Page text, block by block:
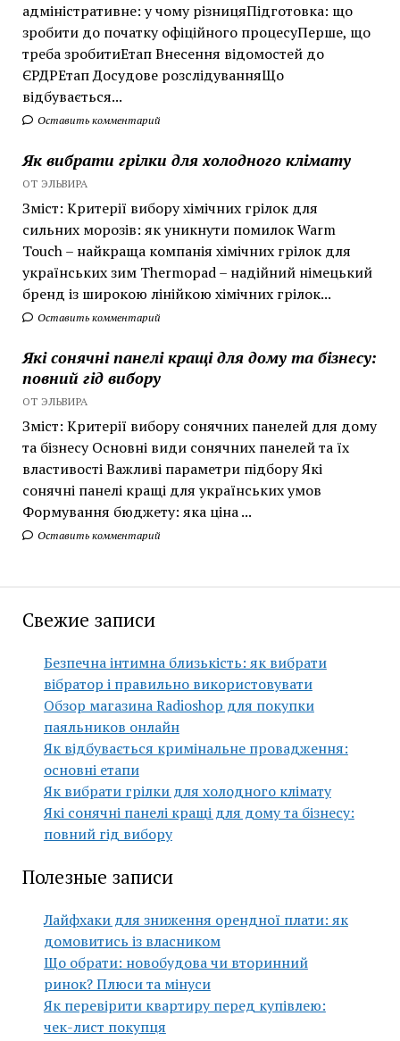
адміністративне: у чому різницяПідготовка: що
зробити до початку офіційного процесуПерше, що
треба зробитиЕтап Внесення відомостей до
ЄРДРЕтап Досудове розслідуванняЩо
відбувається...
Оставить комментарий
Як вибрати грілки для холодного клімату
ОТ ЭЛЬВИРА
Зміст: Критерії вибору хімічних грілок для
сильних морозів: як уникнути помилок Warm
Touch – найкраща компанія хімічних грілок для
українських зим Thermopad – надійний німецький
бренд із широкою лінійкою хімічних грілок...
Оставить комментарий
Які сонячні панелі кращі для дому та бізнесу:
повний гід вибору
ОТ ЭЛЬВИРА
Зміст: Критерії вибору сонячних панелей для дому
та бізнесу Основні види сонячних панелей та їх
властивості Важливі параметри підбору Які
сонячні панелі кращі для українських умов
Формування бюджету: яка ціна ...
Оставить комментарий
Свежие записи
Безпечна інтимна близькість: як вибрати
вібратор і правильно використовувати
Обзор магазина Radioshop для покупки
паяльников онлайн
Як відбувається кримінальне провадження:
основні етапи
Як вибрати грілки для холодного клімату
Які сонячні панелі кращі для дому та бізнесу:
повний гід вибору
Полезные записи
Лайфхаки для зниження орендної плати: як
домовитись із власником
Що обрати: новобудова чи вторинний
ринок? Плюси та мінуси
Як перевірити квартиру перед купівлею:
чек-лист покупця